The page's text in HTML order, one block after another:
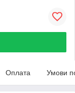
Оплата Умови